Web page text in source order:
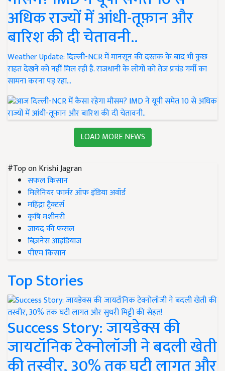
अधिक राज्यों में आंधी-तूफ़ान और
बारिश की दी चेतावनी..
Weather Update: दिल्ली-NCR में मानसून की दस्तक के बाद भी कुछ
राहत देखने को नहीं मिल रही है. राजधानी के लोगों को तेज प्रचंड गर्मी का
सामना करना पड़ रहा…
LOAD MORE NEWS
#Top on Krishi Jagran
सफल किसान
मिलेनियर फार्मर ऑफ इंडिया अवॉर्ड
महिंद्रा ट्रैक्टर्स
कृषि मशीनरी
जायद की फसल
बिज़नेस आइडियाज
पीएम किसान
Top Stories
Success Story: जायडेक्स की
जायटॉनिक टेक्नोलॉजी ने बदली खेती